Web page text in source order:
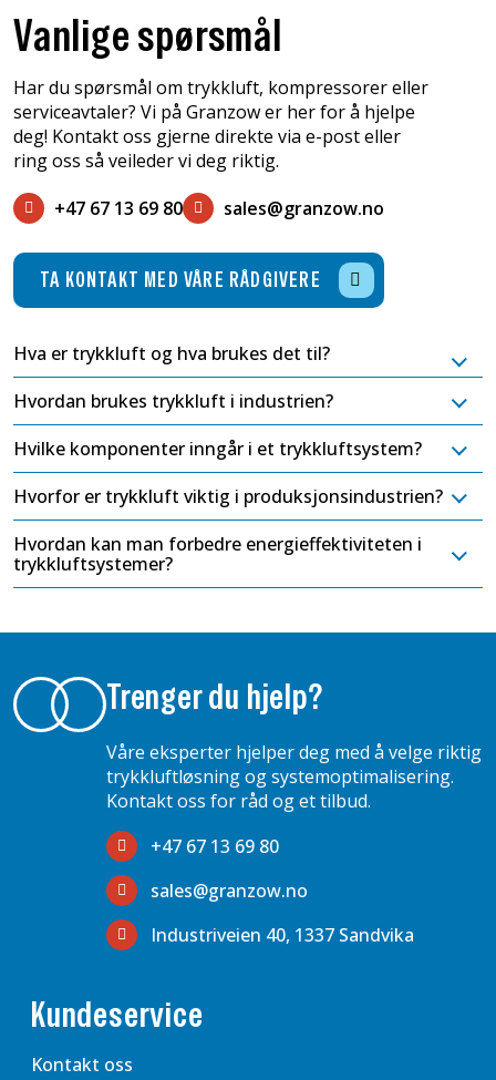
Vanlige spørsmål
Har du spørsmål om trykkluft, kompressorer eller
serviceavtaler? Vi på Granzow er her for å hjelpe
deg! Kontakt oss gjerne direkte via e-post eller
ring oss så veileder vi deg riktig.
+47 67 13 69 80
sales@granzow.no
TA KONTAKT MED VÅRE RÅDGIVERE
Hva er trykkluft og hva brukes det til?
Hvordan brukes trykkluft i industrien?
Hvilke komponenter inngår i et trykkluftsystem?
Hvorfor er trykkluft viktig i produksjonsindustrien?
Hvordan kan man forbedre energieffektiviteten i
trykkluftsystemer?
Trenger du hjelp?
Våre eksperter hjelper deg med å velge riktig
trykkluftløsning og systemoptimalisering.
Kontakt oss for råd og et tilbud.
+47 67 13 69 80
sales@granzow.no
Industriveien 40, 1337 Sandvika
Kundeservice
Kontakt oss